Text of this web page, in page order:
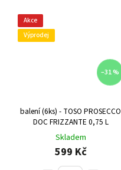
Akce
Výprodej
–31 %
balení (6ks) - TOSO PROSECCO
DOC FRIZZANTE 0,75 L
Skladem
599 Kč